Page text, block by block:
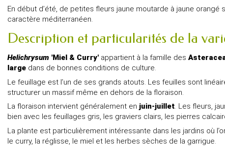
En début d’été, de petites fleurs jaune moutarde à jaune
caractère méditerranéen.
Description et particularités de la
Helichrysum 'Miel & Curry' appartient à la famille des
large dans de bonnes conditions de culture.
Le feuillage est l’un de ses grands atouts. Les feuilles sont
structurer un massif même en dehors de la floraison.
La floraison intervient généralement en juin-juillet. Les fleurs,
bien avec les feuillages gris, les graviers clairs, les pierres
La plante est particulièrement intéressante dans les jardins où
le curry, la réglisse, le miel et les herbes sèches de la garrigue.